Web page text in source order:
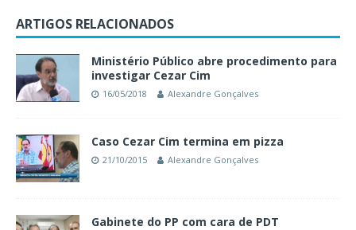
ARTIGOS RELACIONADOS
Ministério Público abre procedimento para
investigar Cezar Cim
16/05/2018 Alexandre Gonçalves
Caso Cezar Cim termina em pizza
21/10/2015 Alexandre Gonçalves
Gabinete do PP com cara de PDT